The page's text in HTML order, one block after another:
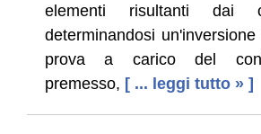
elementi risultanti dai
determinandosi
prova a carico del
premesso, [ ... leggi tutto » ]